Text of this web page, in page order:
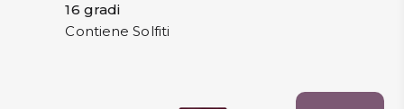
16 gradi
Contiene Solfiti